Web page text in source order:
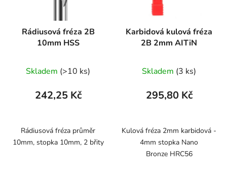
Rádiusová fréza 2B
10mm HSS
Skladem (>10 ks)
242,25 Kč
Rádiusová fréza průměr
10mm, stopka 10mm, 2 břity
Karbidová kulová fréza
2B 2mm AITiN
Skladem (3 ks)
295,80 Kč
Kulová fréza 2mm karbidová -
4mm stopka Nano
Bronze HRC56